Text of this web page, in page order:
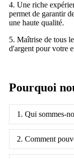
4. Une riche
permet de garantir
une haute qualité.
5. Maîtrise de tous
d'argent pour votre
Pourquoi
1. Qui sommes-
2. Comment